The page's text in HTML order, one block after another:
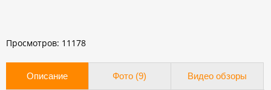
Просмотров: 11178
Описание Фото (9) Видео обзоры